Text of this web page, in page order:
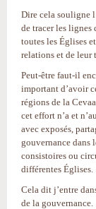
Dire cela souligne
de tracer les lignes
toutes les Églises
relations et de leur
Peut-être faut-il
important d’avoir
régions de la
cet effort n’a et
avec exposés,
gouvernance dans
consistoires ou
différentes Églises.
Cela dit j’entre
de la gouvernance.